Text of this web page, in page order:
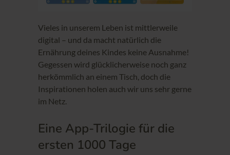
Vieles in unserem Leben ist mittlerweile
digital – und da macht natürlich die
Ernährung deines Kindes keine Ausnahme!
Gegessen wird glücklicherweise noch ganz
herkömmlich an einem Tisch, doch die
Inspirationen holen auch wir uns sehr gerne
im Netz.
Eine App-Trilogie für die
ersten 1000 Tage